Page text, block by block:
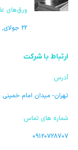
ورق‌های
22 جولای, 2026
ارتباط با شرکت
آدرس:
تهران- میدان امام
شماره های تماس:
09120728707